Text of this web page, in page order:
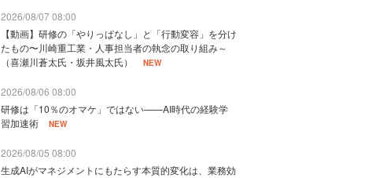
2026/08/07 08:00
【動画】研修の「やりっぱなし」と「行動変容」を分け
たもの〜川崎重工業・人事担当者の執念の取り組み～
（喜瀬川蒼太氏・坂井風太氏）
NEW
2026/08/06 08:00
研修は「10％のオマケ」ではない——AI時代の経験学
習加速術
NEW
2026/08/05 08:00
生成AIがマネジメントにもたらす本質的変化は、業務効